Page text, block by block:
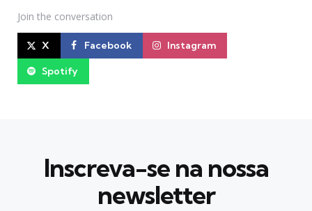
Join the conversation
X Facebook Instagram
Spotify
Inscreva-se na nossa
newsletter